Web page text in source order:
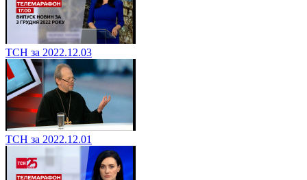
ТСН за 2022.12.03
ТСН за 2022.12.01